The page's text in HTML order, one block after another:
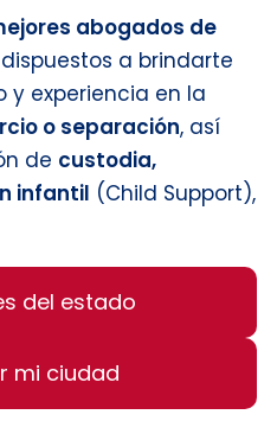
abogados de
a brindarte
y experiencia en la
o separación, así
de custodia,
infantil (Child Support),
del estado
mi ciudad